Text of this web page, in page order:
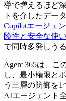
導で増えるほど
トを介したデー
Copilotエージェ
険性と安全な使
で同時多発しう
Agent 365は、こ
し、最小権限と
う三層の防御を1
AIエージェント